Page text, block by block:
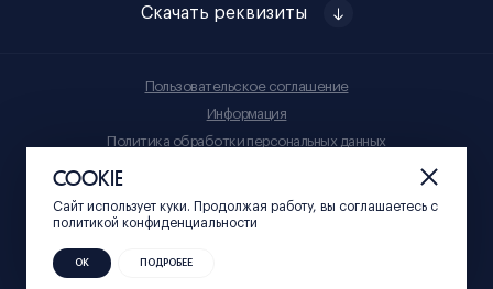
Скачать реквизиты
© Нижний 800, 2023
Пользовательское соглашение
Информация
Политика обработки персональных данных
COOKIE
Сайт использует куки. Продолжая работу, вы соглашаетесь c
политикой конфиденциальности
ОК ПОДРОБЕЕ